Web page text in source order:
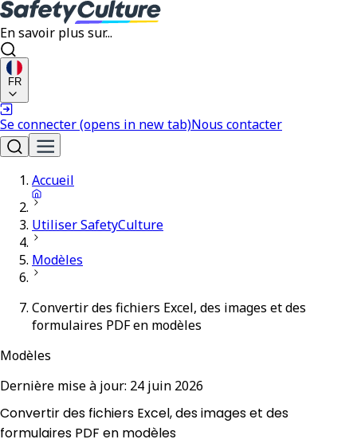
En savoir plus sur...
FR
Se connecter(opens in new tab)Nous contacter
Accueil
Utiliser SafetyCulture
Modèles
Convertir des fichiers Excel, des images et des
formulaires PDF en modèles
Modèles
Dernière mise à jour: 24 juin 2026
Convertir des fichiers Excel, des images et des
formulaires PDF en modèles